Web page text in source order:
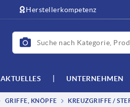
Herstellerkompetenz
AKTUELLES UNTERNEHMEN
GRIFFE, KNÖPFE KREUZGRIFFE /